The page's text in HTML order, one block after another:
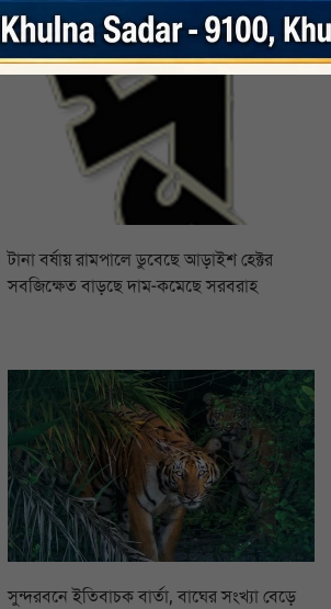
টানা বর্ষায় রামপালে ডুবেছে আড়াইশ হেক্টর
সবজিক্ষেত বাড়ছে দাম-কমেছে সরবরাহ
সুন্দরবনে ইতিবাচক বার্তা, বাঘের সংখ্যা বেড়ে